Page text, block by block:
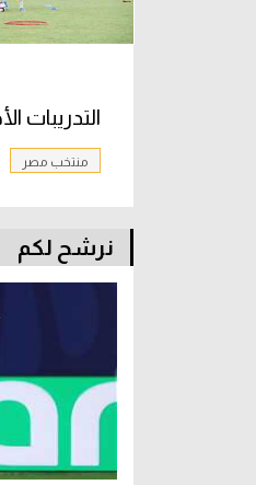
التدريبات
منتخب مصر
نرشح لكم